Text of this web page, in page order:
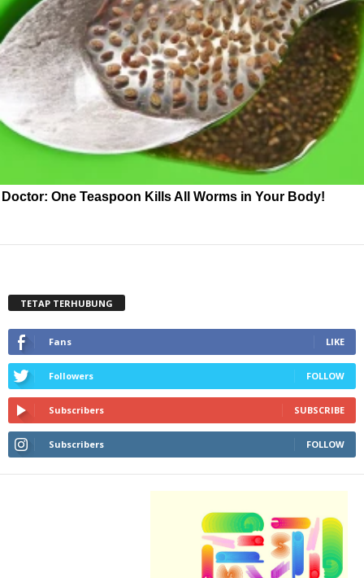
Doctor: One Teaspoon Kills All Worms in Your Body!
TETAP TERHUBUNG
Fans LIKE
Followers FOLLOW
Subscribers SUBSCRIBE
Subscribers FOLLOW